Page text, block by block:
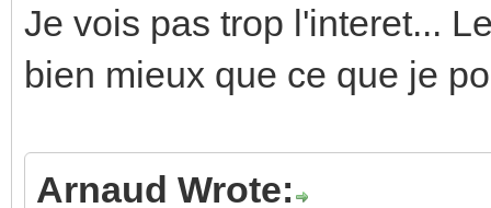
Je vois pas trop l'interet...
bien mieux que ce que je
Arnaud Wrote: